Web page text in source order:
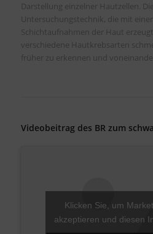
Darstellung einzelner Hautzellen.
Untersuchungstechnik, die mit
Schichtaufnahmen der Haut
verschiedene Hautkrebsarten
früher zu erkennen und
Videobeitrag des BR zum
Klicken Sie, um
akzeptieren und diesen